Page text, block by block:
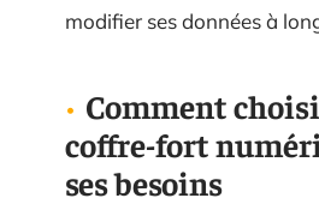
modifier ses données à
Comment
coffre-fort
ses besoins